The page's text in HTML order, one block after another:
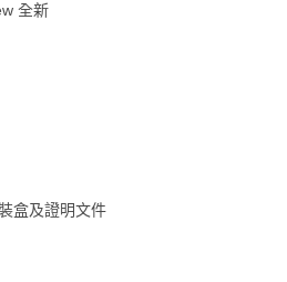
全新
盒及證明文件